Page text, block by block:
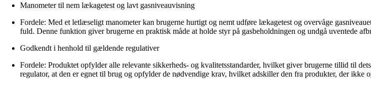
Manometer til nem lækagetest og lavt gasniveauvisning
Fordele: Med et letlæseligt manometer kan brugerne hurtigt og nemt udføre lækagetest og overvåge
fuld. Denne funktion giver brugerne en praktisk måde at holde styr på gasbeholdningen og undgå uventede
Godkendt i henhold til gældende regulativer
Fordele: Produktet opfylder alle relevante sikkerheds- og kvalitetsstandarder, hvilket giver brugerne tillid til
regulator, at den er egnet til brug og opfylder de nødvendige krav, hvilket adskiller den fra produkter, der ikke